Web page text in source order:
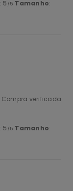
: 5 /5 Tamanho:
Compra verificada
: 5 /5 Tamanho: